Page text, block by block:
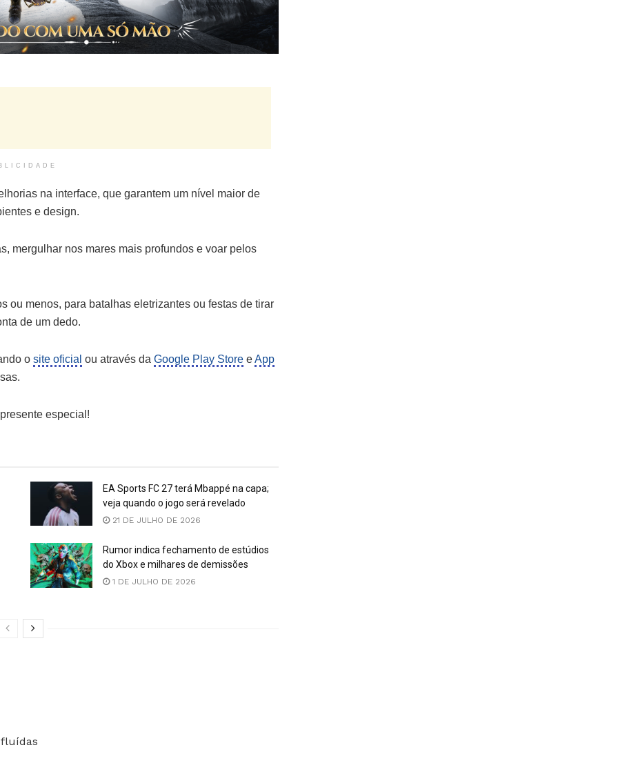
na interface, que garantem um nível maior de
e design.
mergulhar nos mares mais profundos e voar pelos
ou menos, para batalhas eletrizantes ou festas de tirar
de um dedo.
o site oficial ou através da Google Play Store eApp
especial!
EA Sports FC 27 terá Mbappé na capa;
veja quando o jogo será revelado
21 DE JULHO DE 2026
Rumor indica fechamento de estúdios
do Xbox e milhares de demissões
1 DE JULHO DE 2026